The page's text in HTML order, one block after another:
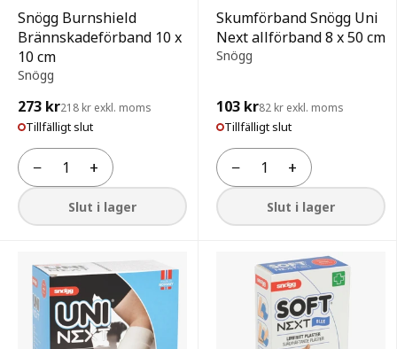
Snögg Burnshield
Brännskadeförband 10 x
10 cm
Snögg
273 kr218 kr exkl. moms
Tillfälligt slut
−
Antal +
Slut i lager
Skumförband Snögg Uni
Next allförband 8 x 50 cm
Snögg
103 kr82 kr exkl. moms
Tillfälligt slut
−
Antal +
Slut i lager